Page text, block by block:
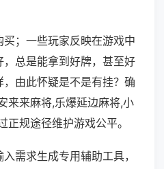
；一些玩家反映在游戏中
总是能拿到好牌，甚至好
由此怀疑是不是有挂？确
来来麻将,乐爆延边麻将,小
规途径维护游戏公平。
需求生成专用辅助工具，